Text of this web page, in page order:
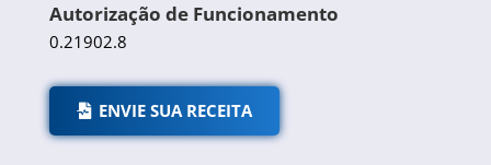
Autorização de Funcionamento
0.21902.8
ENVIE SUA RECEITA